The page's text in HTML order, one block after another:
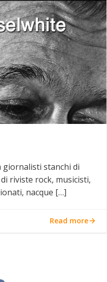
giornalisti stanchi di
riviste rock, musicisti,
nacque […]
Read more